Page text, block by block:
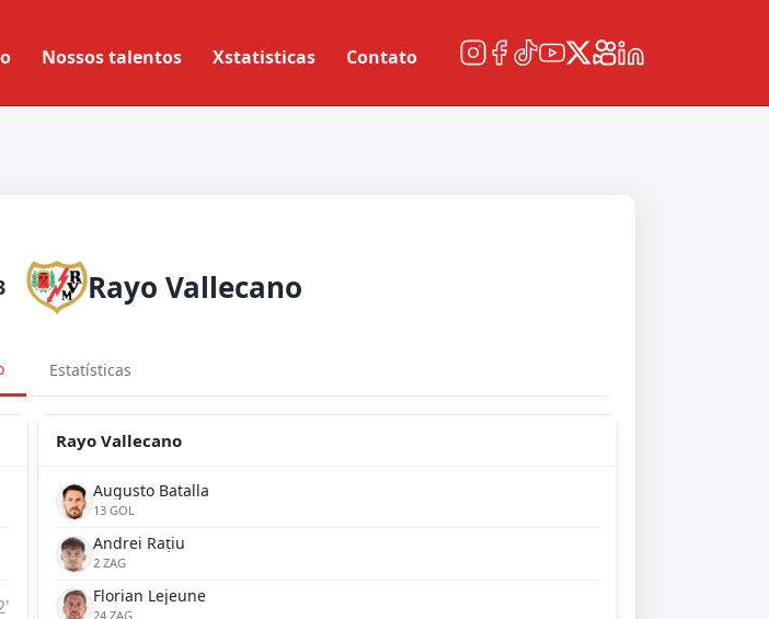
Nossos talentos Xstatisticas Contato
Rayo Vallecano
Estatísticas
Rayo Vallecano
Augusto Batalla
13 GOL
Andrei Rațiu
2 ZAG
Florian Lejeune
24 ZAG